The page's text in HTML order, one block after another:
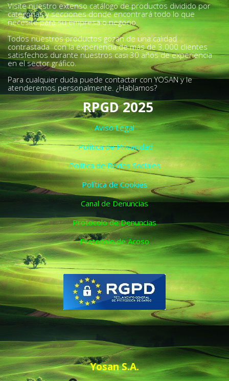
Visite nuestro extenso catálogo de productos dividido por
categorías y secciones donde encontrará todo lo que
necesite para su empresa o negocio.
Todos nuestros productos gozan de una calidad
contrastada con la experiencia de más de 3.000 clientes
satisfechos durante nuestros casi 30 años de experiencia
en el sector gráfico.
Para cualquier duda puede contactar con YOSAN y le
atenderemos personalmente. ¿Hablamos?
RPGD 2025
Aviso Legal
Política de Privacidad
Política de Redes Sociales
Política de Cookies
Canal de Denuncias
Protocolo de Denuncias
Protocolo de Acoso
Yosan S.A.